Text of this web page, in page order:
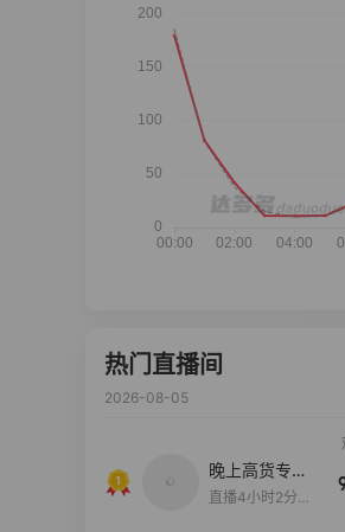
热门直播间
2026-08-05
晚上高货专场
大放漏
直播4小时2分5